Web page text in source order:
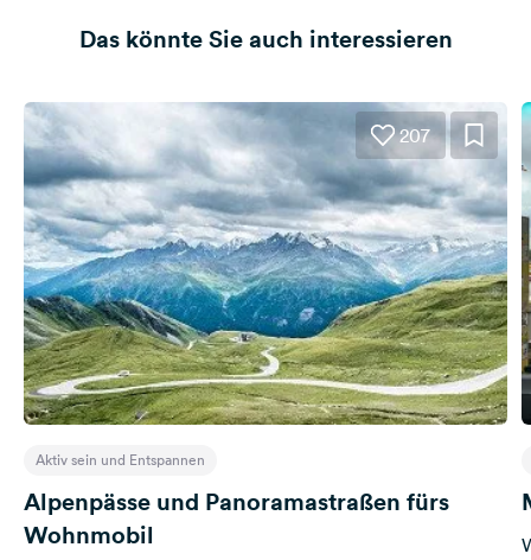
Das könnte Sie auch interessieren
207
Aktiv sein und Entspannen
Alpenpässe und Panoramastraßen fürs
Wohnmobil